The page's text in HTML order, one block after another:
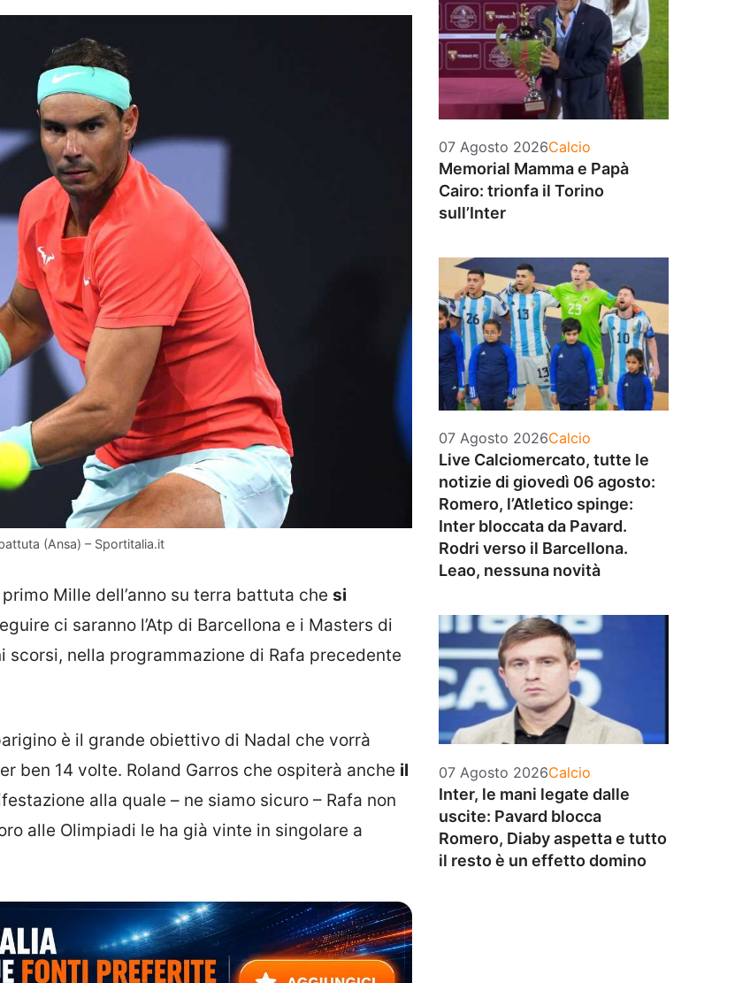
(Ansa) – Sportitalia.it
Mille dell’anno su terra battuta che si
ci saranno l’Atp di Barcellona e i Masters di
nella programmazione di Rafa precedente
è il grande obiettivo di Nadal che vorrà
ben 14 volte. Roland Garros che ospiterà anche il
alla quale – ne siamo sicuro – Rafa non
alle Olimpiadi le ha già vinte in singolare a
07 Agosto 2026Categorie
Calcio
Memorial Mamma e Papà
Cairo: trionfa il Torino
sull’Inter
07 Agosto 2026Categorie
Calcio
Live Calciomercato, tutte le
notizie di giovedì 06 agosto:
Romero, l’Atletico spinge:
Inter bloccata da Pavard.
Rodri verso il Barcellona.
Leao, nessuna novità
07 Agosto 2026Categorie
Calcio
Inter, le mani legate dalle
uscite: Pavard blocca
Romero, Diaby aspetta e tutto
il resto è un effetto domino